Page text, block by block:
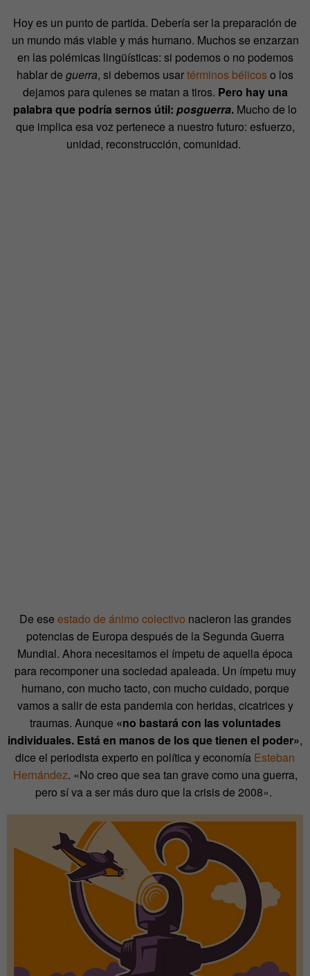
Hoy es un punto de partida. Debería ser la preparación de
un mundo más viable y más humano. Muchos se enzarzan
en las polémicas lingüísticas: si podemos o no podemos
hablar de guerra, si debemos usartérminos bélicoso los
dejamos para quienes se matan a tiros. Pero hay una
palabra que podría sernos útil: posguerra. Mucho de lo
que implica esa voz pertenece a nuestro futuro: esfuerzo,
unidad, reconstrucción, comunidad.
De ese estado de ánimo colectivo nacieron las grandes
potencias de Europa después de la Segunda Guerra
Mundial. Ahora necesitamos el ímpetu de aquella época
para recomponer una sociedad apaleada. Un ímpetu muy
humano, con mucho tacto, con mucho cuidado, porque
vamos a salir de esta pandemia con heridas, cicatrices y
traumas. Aunque «no bastará con las voluntades
individuales. Está en manos de los que tienen el poder»,
dice el periodista experto en política y economía Esteban
Hernández. «No creo que sea tan grave como una guerra,
pero sí va a ser más duro que la crisis de 2008».